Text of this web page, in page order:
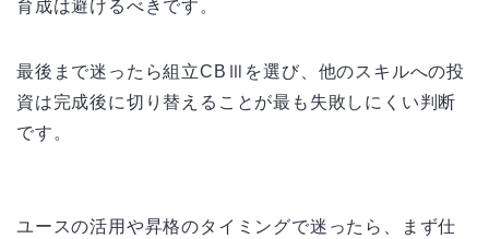
育成は避けるべきです。
最後まで迷ったら組立CBⅢを選び、他のスキルへの投
資は完成後に切り替えることが最も失敗しにくい判断
です。
ユースの活用や昇格のタイミングで迷ったら、まず仕